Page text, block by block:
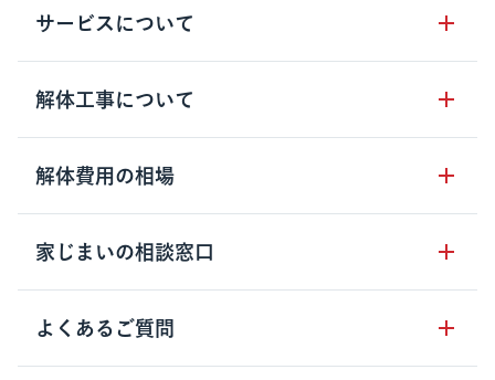
サービスについて
サービスの流れ
サービスのメリット
クラッソーネの自治体連携
解体工事について
解体工事の基礎知識
解体工事に関わる法律
用語集
解体費用の相場
木造住宅の相場
鉄骨造住宅の相場
RC造住宅の相場
家じまいの相談窓口
家じまいの相談窓口
よくあるご質問